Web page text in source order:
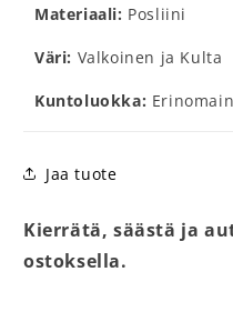
Materiaali: Posliini
Väri: Valkoinen ja Kulta
Kuntoluokka:
Jaa tuote
Kierrätä, säästä ja
ostoksella.